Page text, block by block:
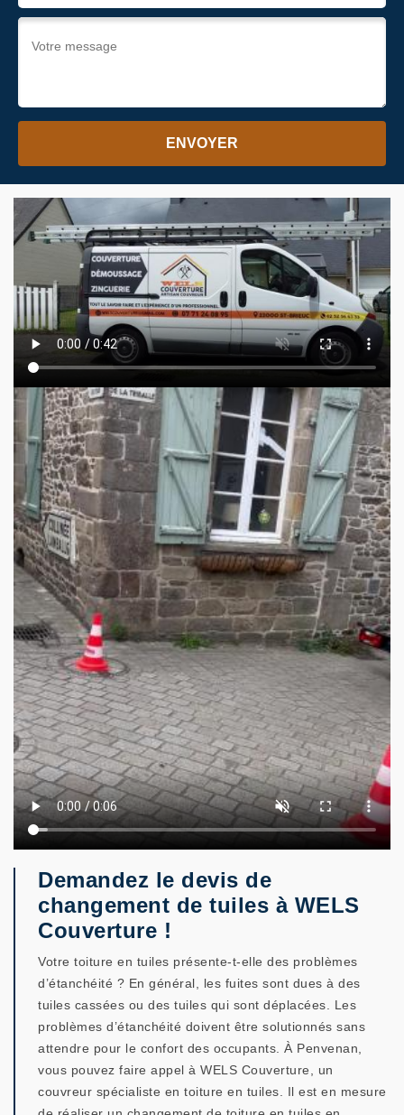
Demandez le devis de
changement de tuiles à WELS
Couverture !
Votre toiture en tuiles présente-t-elle des problèmes
d’étanchéité ? En général, les fuites sont dues à des
tuiles cassées ou des tuiles qui sont déplacées. Les
problèmes d’étanchéité doivent être solutionnés sans
attendre pour le confort des occupants. À Penvenan,
vous pouvez faire appel à WELS Couverture, un
couvreur spécialiste en toiture en tuiles. Il est en mesure